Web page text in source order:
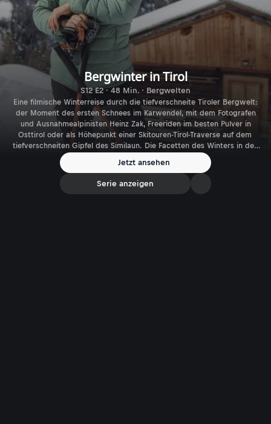
Bergwinter in Tirol
S12 E2 · 48 Min. · Bergwelten
Eine filmische Winterreise durch die tiefverschneite Tiroler Bergwelt:
der Moment des ersten Schnees im Karwendel, mit dem Fotografen
und Ausnahmealpinisten Heinz Zak, Freeriden im besten Pulver in
Osttirol oder als Höhepunkt einer Skitouren-Tirol-Traverse auf dem
tiefverschneiten Gipfel des Similaun. Die Facetten des Winters in den
Tiroler Bergen sind vielfältig: Klettern in den Zacken der Krone des
Wilden Kaisers oder Genussskifahren mit der Schauspielerin Kristina
Sprenger.
Jetzt ansehen
Serie anzeigen